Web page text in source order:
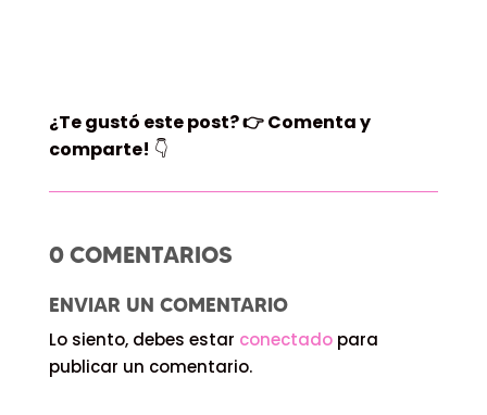
¿Te gustó este post?👉Comenta y
comparte! 👇
0 COMENTARIOS
ENVIAR UN COMENTARIO
Lo siento, debes estar conectadopara
publicar un comentario.